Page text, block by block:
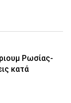
Ρωσίας-
κατά